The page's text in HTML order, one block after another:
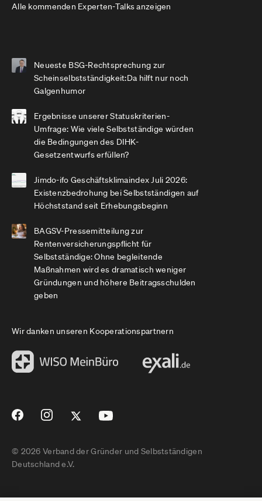
Alle kommenden Experten-Talks anzeigen
Neueste BSG-Rechtsprechung zur
Scheinselbstständigkeit:Da hilft nur noch
Galgenhumor
Ergebnisse unserer Statuskriterien-
Umfrage: Wie viele Selbstständige würden
die Bedingungen des DIHK-
Gesetzentwurfs erfüllen?
Jimdo-ifo Geschäftsklimaindex Juli 2026:
Existenzbedrohung bei Selbstständigen auf
Höchststand seit Erhebungsbeginn
BAGSV-Pressemitteilung zur
Rentenversicherungspflicht für
Selbstständige: Ohne begleitende
Maßnahmen wird es dramatisch weniger
Gründungen und höhere Beitragsschulden
geben
Wir danken unseren Kooperationspartnern
© 2026 Verband der Gründer und Selbstständigen
Deutschland e.V.